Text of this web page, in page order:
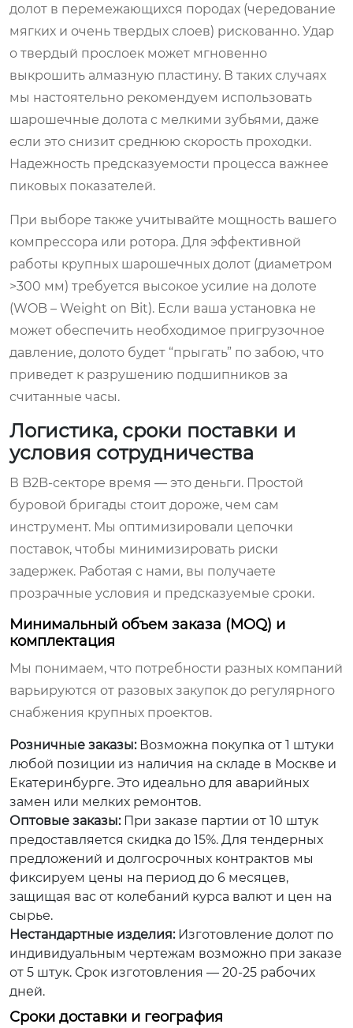
долот в перемежающихся породах (чередование
мягких и очень твердых слоев) рискованно. Удар
о твердый прослоек может мгновенно
выкрошить алмазную пластину. В таких случаях
мы настоятельно рекомендуем использовать
шарошечные долота с мелкими зубьями, даже
если это снизит среднюю скорость проходки.
Надежность предсказуемости процесса важнее
пиковых показателей.
При выборе также учитывайте мощность вашего
компрессора или ротора. Для эффективной
работы крупных шарошечных долот (диаметром
>300 мм) требуется высокое усилие на долоте
(WOB – Weight on Bit). Если ваша установка не
может обеспечить необходимое пригрузочное
давление, долото будет “прыгать” по забою, что
приведет к разрушению подшипников за
считанные часы.
Логистика, сроки поставки и
условия сотрудничества
В B2B-секторе время — это деньги. Простой
буровой бригады стоит дороже, чем сам
инструмент. Мы оптимизировали цепочки
поставок, чтобы минимизировать риски
задержек. Работая с нами, вы получаете
прозрачные условия и предсказуемые сроки.
Минимальный объем заказа (MOQ) и
комплектация
Мы понимаем, что потребности разных компаний
варьируются от разовых закупок до регулярного
снабжения крупных проектов.
Розничные заказы:Возможна покупка от 1 штуки
любой позиции из наличия на складе в Москве и
Екатеринбурге. Это идеально для аварийных
замен или мелких ремонтов.
Оптовые заказы:При заказе партии от 10 штук
предоставляется скидка до 15%. Для тендерных
предложений и долгосрочных контрактов мы
фиксируем цены на период до 6 месяцев,
защищая вас от колебаний курса валют и цен на
сырье.
Нестандартные изделия:Изготовление долот по
индивидуальным чертежам возможно при заказе
от 5 штук. Срок изготовления — 20-25 рабочих
дней.
Сроки доставки и география